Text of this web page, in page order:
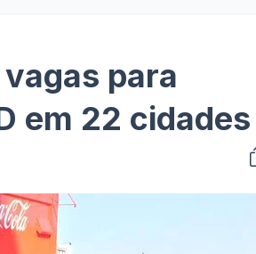
para
em 22 cidades